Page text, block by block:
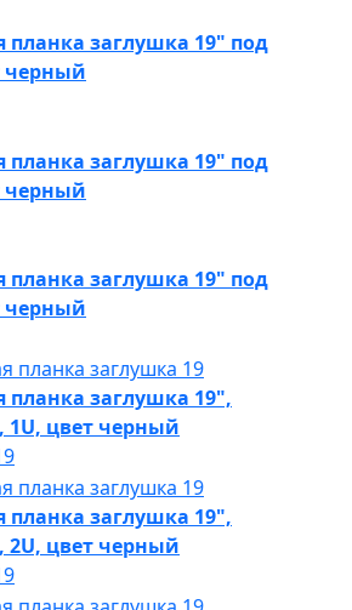
планка заглушка 19" под
черный
планка заглушка 19" под
черный
планка заглушка 19" под
черный
планка заглушка 19",
1U, цвет черный
планка заглушка 19",
2U, цвет черный